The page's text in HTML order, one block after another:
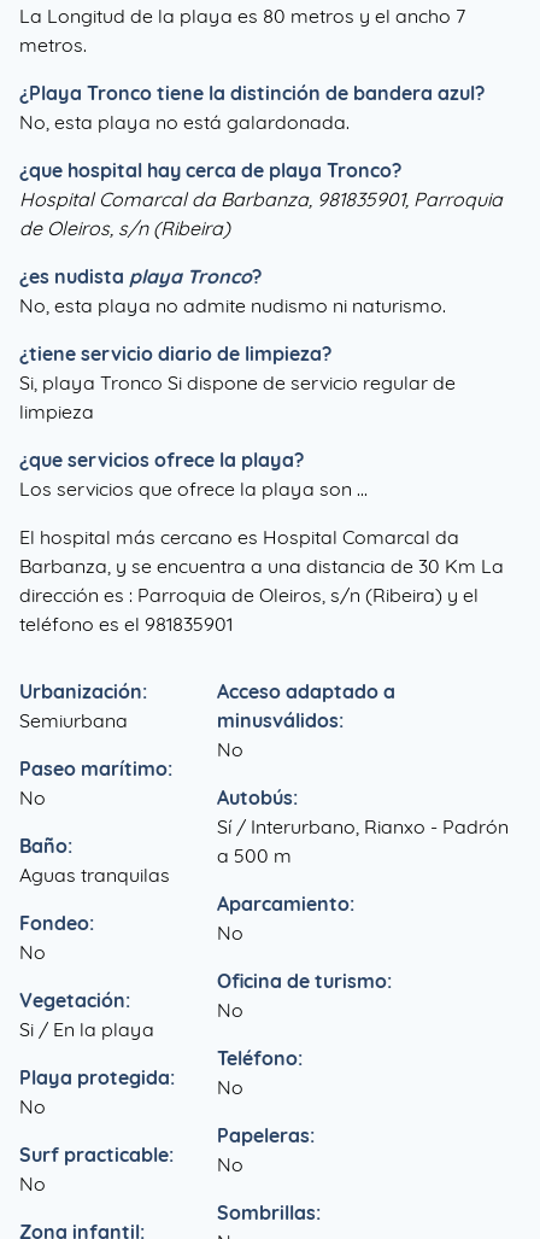
La Longitud de la playa es 80 metros y el ancho 7
metros.
¿Playa Tronco tiene la distinción de bandera azul?
No, esta playa no está galardonada.
¿que hospital hay cerca de playa Tronco?
Hospital Comarcal da Barbanza, 981835901, Parroquia
de Oleiros, s/n (Ribeira)
¿es nudista playa Tronco?
No, esta playa no admite nudismo ni naturismo.
¿tiene servicio diario de limpieza?
Si, playa Tronco Si dispone de servicio regular de
limpieza
¿que servicios ofrece la playa?
Los servicios que ofrece la playa son ...
El hospital más cercano es Hospital Comarcal da
Barbanza, y se encuentra a una distancia de 30 Km La
dirección es : Parroquia de Oleiros, s/n (Ribeira) y el
teléfono es el 981835901
Urbanización:
Semiurbana
Paseo marítimo:
No
Baño:
Aguas tranquilas
Fondeo:
No
Vegetación:
Si / En la playa
Playa protegida:
No
Surf practicable:
No
Zona infantil:
Acceso adaptado a
minusválidos:
No
Autobús:
Sí / Interurbano, Rianxo - Padrón
a 500 m
Aparcamiento:
No
Oficina de turismo:
No
Teléfono:
No
Papeleras:
No
Sombrillas: